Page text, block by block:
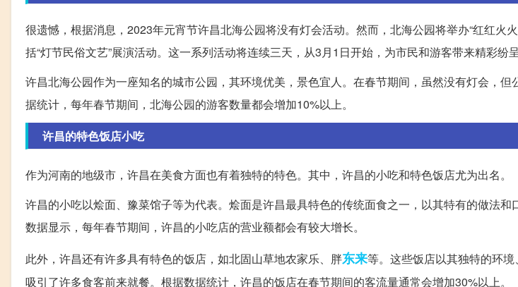
很遗憾，根据消息，2023年元宵节许昌北海公园将没有灯会活动。然而，北海公园将举办“红红火
括“灯节民俗文艺”展演活动。这一系列活动将连续三天，从3月1日开始，为市民和游客带来精彩纷
许昌北海公园作为一座知名的城市公园，其环境优美，景色宜人。在春节期间，虽然没有灯会，但
据统计，每年春节期间，北海公园的游客数量都会增加10%以上。
许昌的特色饭店小吃
作为河南的地级市，许昌在美食方面也有着独特的特色。其中，许昌的小吃和特色饭店尤为出名。
许昌的小吃以烩面、豫菜馆子等为代表。烩面是许昌最具特色的传统面食之一，以其特有的做法
数据显示，每年春节期间，许昌的小吃店的营业额都会有较大增长。
此外，许昌还有许多具有特色的饭店，如北固山草地农家乐、胖东来等。这些饭店以其独特的环
吸引了许多食客前来就餐。根据数据统计，许昌的饭店在春节期间的客流量通常会增加30%以上。